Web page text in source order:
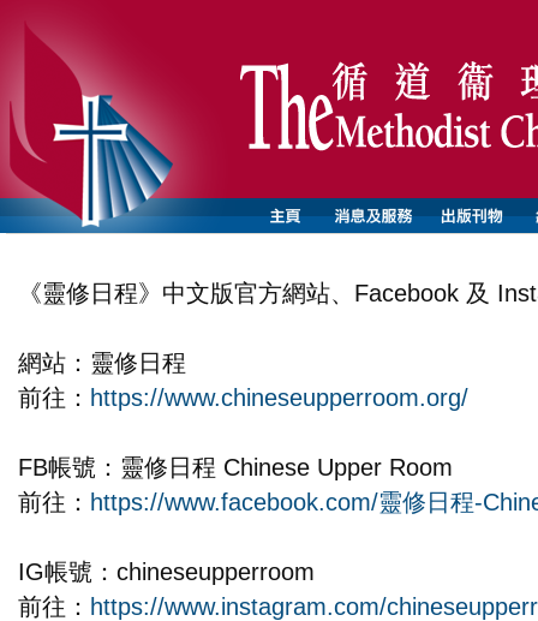
《靈修日程》中文版官方網站、Facebook 及
網站：靈修日程
前往： https://www.chineseupperroom.org/
FB帳號：靈修日程 Chinese Upper Room
前往： https://www.facebook.com/靈修日程-
IG帳號：chineseupperroom
前往： https://www.instagram.com/